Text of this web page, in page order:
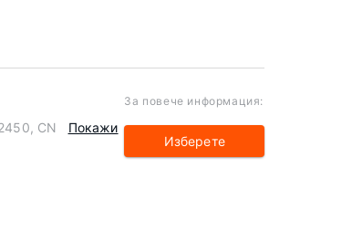
CN
Покажи
За повече информация:
Изберете